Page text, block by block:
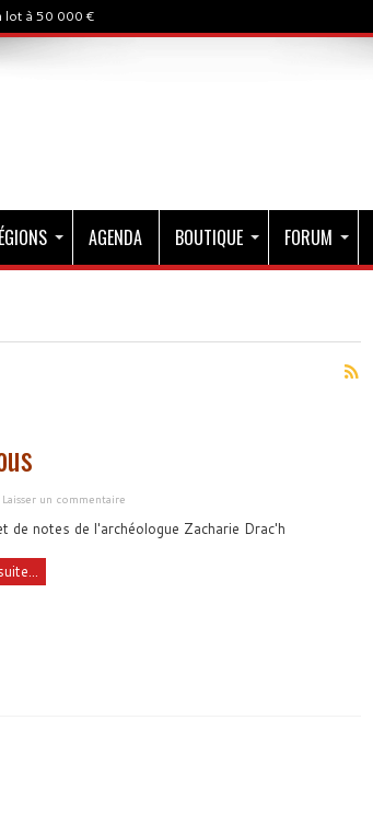
lot à 50 000 €
AGENDA BOUTIQUE FORUM
Laisser un commentaire
de notes de l'archéologue Zacharie Drac'h